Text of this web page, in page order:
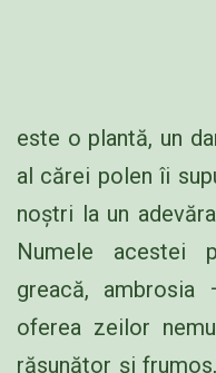
este o plantă, un
al cărei polen îi
noștri la un
Numele acestei
greacă,
oferea zeilor
răsunător și